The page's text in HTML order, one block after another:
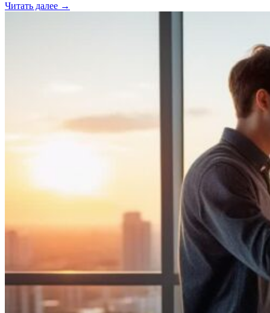
Читать далее →